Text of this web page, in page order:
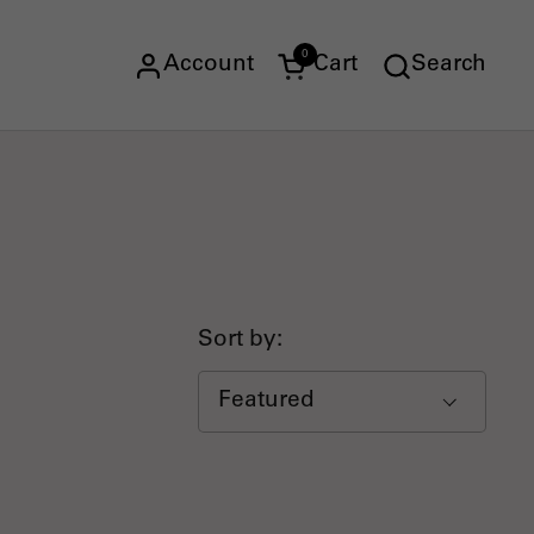
Search
Account
Open cart
Cart
0
Sort by: